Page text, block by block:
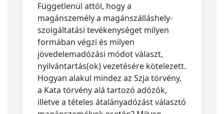
Függetlenül attól, hogy a
magánszemély a magánszálláshely-
szolgáltatási tevékenységet milyen
formában végzi és milyen
jövedelemadózási módot választ,
nyilvántartás(ok) vezetésére kötelezett.
Hogyan alakul mindez az Szja törvény,
a Kata törvény alá tartozó adózók,
illetve a tételes átalányadózást választó